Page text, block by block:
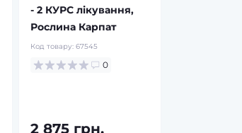
- 2 КУРС лікування,
Рослина Карпат
Код товару:67545
0
2 875 грн.